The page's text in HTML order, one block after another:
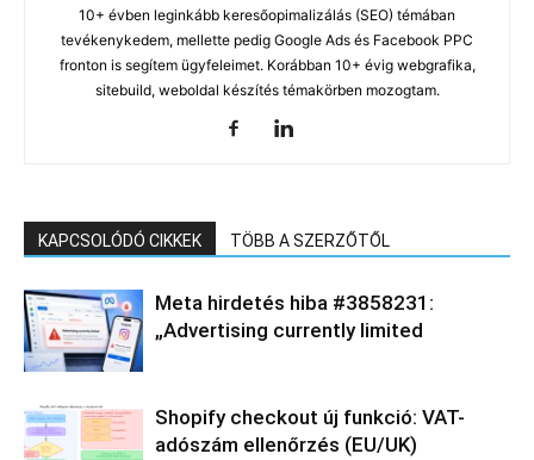
10+ évben leginkább keresőopimalizálás (SEO) témában
tevékenykedem, mellette pedig Google Ads és Facebook PPC
fronton is segítem ügyfeleimet. Korábban 10+ évig webgrafika,
sitebuild, weboldal készítés témakörben mozogtam.
KAPCSOLÓDÓ CIKKEK TÖBB A SZERZŐTŐL
Meta hirdetés hiba #3858231:
„Advertising currently limited
Shopify checkout új funkció: VAT-
adószám ellenőrzés (EU/UK)